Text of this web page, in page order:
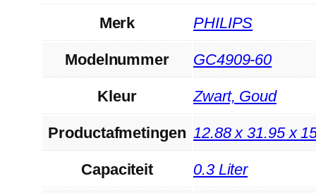
Merk ‎PHILIPS
Modelnummer ‎GC4909-60
Kleur ‎Zwart, Goud
Productafmetingen ‎12.88 x 31.95 x
Capaciteit ‎0.3 Liter